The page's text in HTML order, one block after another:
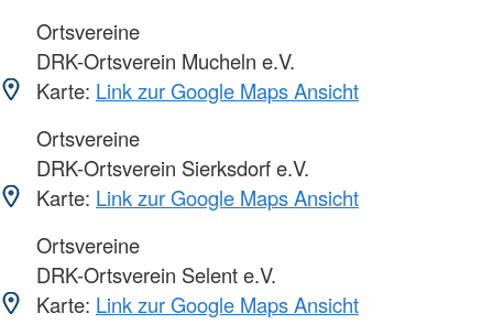
Ortsvereine
DRK-Ortsverein Mucheln e.V.
Karte: Link zur Google Maps Ansicht
Ortsvereine
DRK-Ortsverein Sierksdorf e.V.
Karte: Link zur Google Maps Ansicht
Ortsvereine
DRK-Ortsverein Selent e.V.
Karte: Link zur Google Maps Ansicht